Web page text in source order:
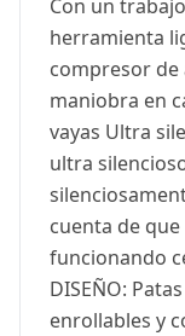
Con un
herramienta
compresor de
maniobra en
vayas Ultra
ultra
cuenta de
funcionando
DISEÑO:
enrollables y